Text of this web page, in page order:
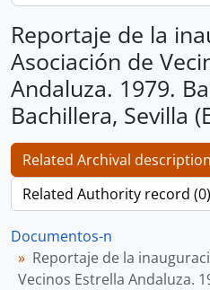
Reportaje de la
Asociación de
Andaluza. 1979.
Bachillera, Sevilla
Related Archival
Related Authority record (0)
Documentos-n
Reportaje de la
Vecinos Estrella Andaluza.